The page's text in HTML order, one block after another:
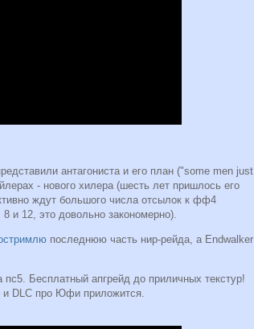
антагониста и его план ("some men just
- нового хилера (шесть лет пришлось его
ждут большого числа отсылок к фф4
и 12, это довольно закономерно).
последнюю часть нир-рейда, а Endwalker
Бесплатный апгрейд до приличных текстур!
DLC про Юфи приложится.